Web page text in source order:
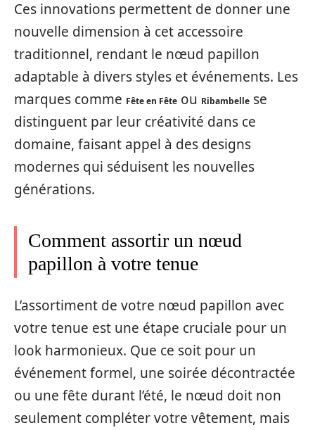
Ces innovations permettent de donner une
nouvelle dimension à cet accessoire
traditionnel, rendant le nœud papillon
adaptable à divers styles et événements. Les
marques comme Fête en Fête ou Ribambelle se
distinguent par leur créativité dans ce
domaine, faisant appel à des designs
modernes qui séduisent les nouvelles
générations.
Comment assortir un nœud
papillon à votre tenue
L’assortiment de votre nœud papillon avec
votre tenue est une étape cruciale pour un
look harmonieux. Que ce soit pour un
événement formel, une soirée décontractée
ou une fête durant l’été, le nœud doit non
seulement compléter votre vêtement, mais